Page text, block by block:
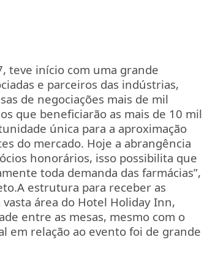
teve início com uma grande
e parceiros das indústrias,
de negociações mais de mil
que beneficiarão as mais de 10 mil
única para a aproximação
do mercado. Hoje a abrangência
honorários, isso possibilita que
toda demanda das farmácias”,
A estrutura para receber as
área do Hotel Holiday Inn,
entre as mesas, mesmo com o
em relação ao evento foi de grande